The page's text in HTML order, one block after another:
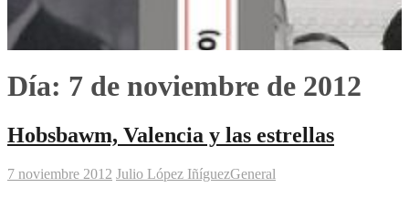
Día: 7 de noviembre de 2012
Hobsbawm, Valencia y las estrellas
7 noviembre 2012 Julio López IñíguezGeneral